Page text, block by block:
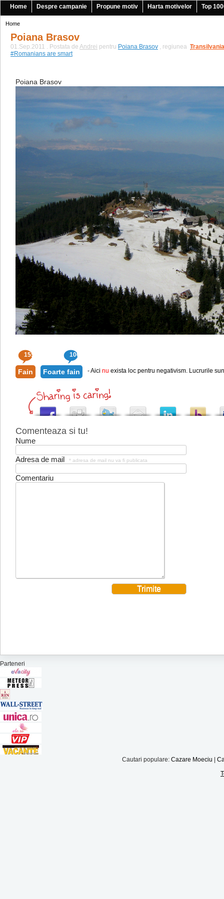
Home Despre campanie Propune motiv Harta motivelor Top
Home
Poiana Brasov
01.Sep.2011 . Postata de Andrei pentru Poiana Brasov , regiunea Transilvania
|
#Romanians are smart
Poiana Brasov
155 106
Fain Foarte fain - Aici nu exista loc pentru negativism. Lucrurile
Comenteaza si tu!
Nume
Adresa de mail * adresa de mail nu va fi publicata
Comentariu
Parteneri
Cautari populare: Cazare Moeciu